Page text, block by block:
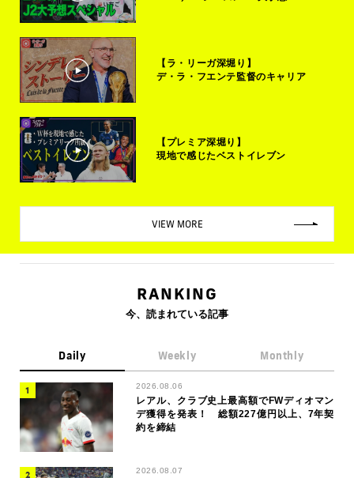
【ラ・リーガ深堀り】
デ・ラ・フエンテ監督のキャリア
【プレミア深堀り】
現地で感じたベストイレブン
VIEW MORE
RANKING
今、読まれている記事
Daily Weekly Monthly
2026.08.06
レアル、クラブ史上最高額でFWディオマン
デ獲得を発表！ 総額227億円以上、7年契
約を締結
2026.08.07